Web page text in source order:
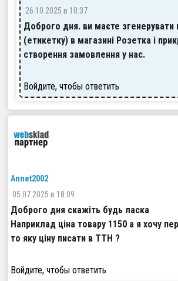
26.10.2025 в 10:37
Доброго дня. ви маєте згенерувати
(етикетку) в магазині Розетка і
створення замовлення у нас.
Войдите, чтобы ответить
Annet2002
05.07.2025 в 18:09
Доброго дня скажіть будь ласка
Наприклад ціна товару 1150 а я хочу
то яку ціну писати в ТТН ?
Войдите, чтобы ответить